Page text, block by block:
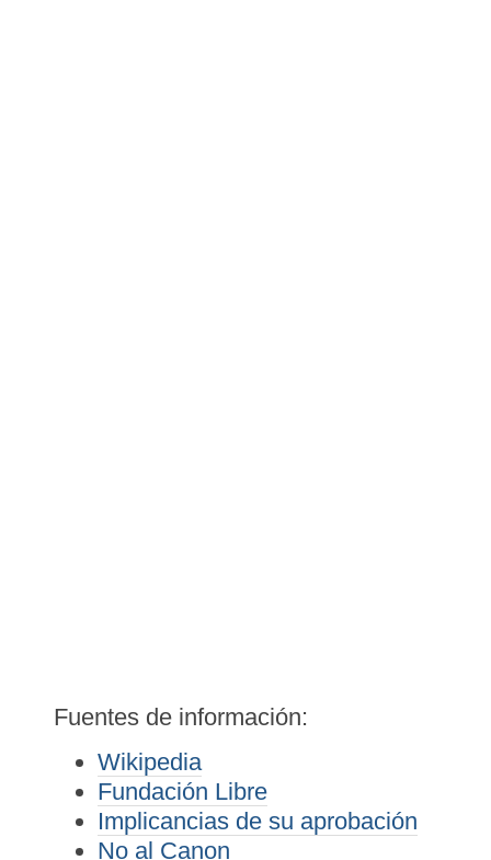
Fuentes de información:
Wikipedia
Fundación Libre
Implicancias de su aprobación
No al Canon